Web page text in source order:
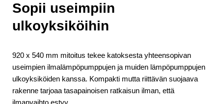
Sopii useimpiin
ulkoyksiköihin
920 x 540 mm mitoitus tekee katoksesta yhteensopivan
useimpien ilmalämpöpumppujen ja muiden lämpöpumppujen
ulkoyksiköiden kanssa. Kompakti mutta riittävän suojaava
rakenne tarjoaa tasapainoisen ratkaisun ilman, että